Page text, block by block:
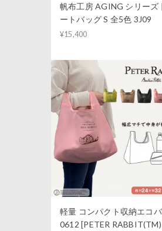
帆布工房 AGING シリーズ
ートバッグ S 全5色 3J09
¥15,400
軽量 コンパクト収納エコ
0612 [PETER